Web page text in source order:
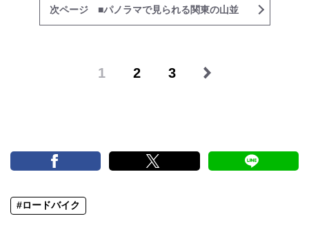
次ページ ■パノラマで見られる関東の山並
1 2 3
#ロードバイク